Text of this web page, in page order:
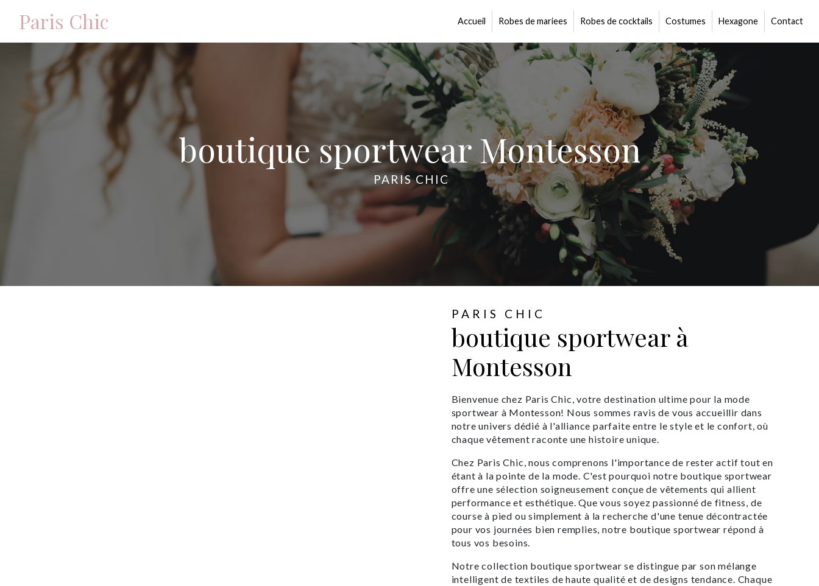
Paris Chic Accueil Robes de mariees Robes de cocktails Costumes Hexagone Contact
boutique sportwear Montesson
PARIS CHIC
PARIS CHIC
boutique sportwear à
Montesson
Bienvenue chez Paris Chic, votre destination ultime pour la mode
sportwear à Montesson! Nous sommes ravis de vous accueillir dans
notre univers dédié à l'alliance parfaite entre le style et le confort, où
chaque vêtement raconte une histoire unique.
Chez Paris Chic, nous comprenons l'importance de rester actif tout en
étant à la pointe de la mode. C'est pourquoi notre boutique sportwear
offre une sélection soigneusement conçue de vêtements qui allient
performance et esthétique. Que vous soyez passionné de fitness, de
course à pied ou simplement à la recherche d'une tenue décontractée
pour vos journées bien remplies, notre boutique sportwear répond à
tous vos besoins.
Notre collection boutique sportwear se distingue par son mélange
intelligent de textiles de haute qualité et de designs tendance. Chaque